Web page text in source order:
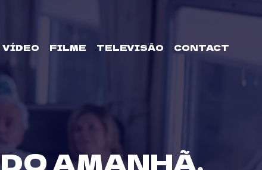
VÍDEO FILME TELEVISÃO CONTACT
AMANHÃ,